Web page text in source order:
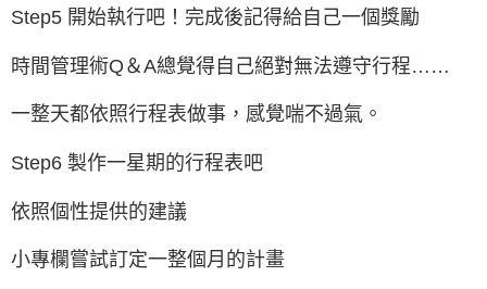
Step5 開始執行吧！完成後記得給自己一個獎勵
時間管理術Q＆A總覺得自己絕對無法遵守行程……
一整天都依照行程表做事，感覺喘不過氣。
Step6 製作一星期的行程表吧
依照個性提供的建議
小專欄嘗試訂定一整個月的計畫